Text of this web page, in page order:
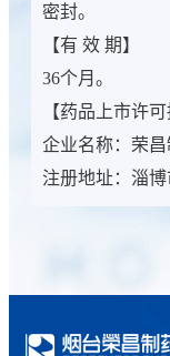
密封。
【有 效 期】
36个月。
【药品上市许
企业名称：荣
注册地址：淄